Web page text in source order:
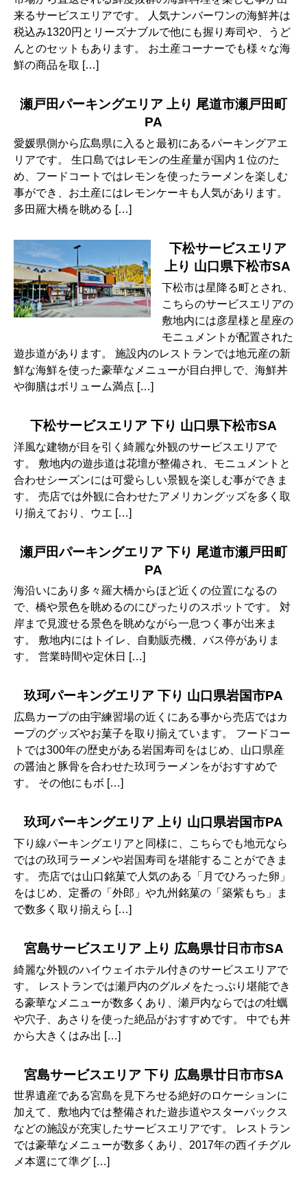
来るサービスエリアです。 人気ナンバーワンの海鮮丼は
税込み1320円とリーズナブルで他にも握り寿司や、うど
んとのセットもあります。 お土産コーナーでも様々な海
鮮の商品を取 […]
瀬戸田パーキングエリア 上り 尾道市瀬戸田町
PA
愛媛県側から広島県に入ると最初にあるパーキングアエ
リアです。 生口島ではレモンの生産量が国内１位のた
め、フードコートではレモンを使ったラーメンを楽しむ
事ができ、お土産にはレモンケーキも人気があります。
多田羅大橋を眺める […]
下松サービスエリア
上り 山口県下松市SA
下松市は星降る町とされ、
こちらのサービスエリアの
敷地内には彦星様と星座の
モニュメントが配置された
遊歩道があります。 施設内のレストランでは地元産の新
鮮な海鮮を使った豪華なメニューが目白押しで、海鮮丼
や御膳はボリューム満点 […]
下松サービスエリア 下り 山口県下松市SA
洋風な建物が目を引く綺麗な外観のサービスエリアで
す。 敷地内の遊歩道は花壇が整備され、モニュメントと
合わせシーズンには可愛らしい景観を楽しむ事ができま
す。 売店では外観に合わせたアメリカングッズを多く取
り揃えており、ウエ […]
瀬戸田パーキングエリア 下り 尾道市瀬戸田町
PA
海沿いにあり多々羅大橋からほど近くの位置になるの
で、橋や景色を眺めるのにぴったりのスポットです。 対
岸まで見渡せる景色を眺めながら一息つく事が出来ま
す。 敷地内にはトイレ、自動販売機、バス停がありま
す。 営業時間や定休日 […]
玖珂パーキングエリア 下り 山口県岩国市PA
広島カープの由宇練習場の近くにある事から売店ではカ
ープのグッズやお菓子を取り揃えています。 フードコー
トでは300年の歴史がある岩国寿司をはじめ、山口県産
の醤油と豚骨を合わせた玖珂ラーメンをがおすすめで
す。 その他にもボ […]
玖珂パーキングエリア 上り 山口県岩国市PA
下り線パーキングエリアと同様に、こちらでも地元なら
ではの玖珂ラーメンや岩国寿司を堪能することができま
す。 売店では山口銘菓で人気のある「月でひろった卵」
をはじめ、定番の「外郎」や九州銘菓の「築紫もち」ま
で数多く取り揃えら […]
宮島サービスエリア 上り 広島県廿日市市SA
綺麗な外観のハイウェイホテル付きのサービスエリアで
す。 レストランでは瀬戸内のグルメをたっぷり堪能でき
る豪華なメニューが数多くあり、瀬戸内ならではの牡蠣
や穴子、あさりを使った絶品がおすすめです。 中でも丼
から大きくはみ出 […]
宮島サービスエリア 下り 広島県廿日市市SA
世界遺産である宮島を見下ろせる絶好のロケーションに
加えて、敷地内では整備された遊歩道やスターバックス
などの施設が充実したサービスエリアです。 レストラン
では豪華なメニューが数多くあり、2017年の西イチグル
メ本選にて準グ […]